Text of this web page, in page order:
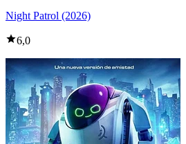
Night Patrol (2026)
6,0